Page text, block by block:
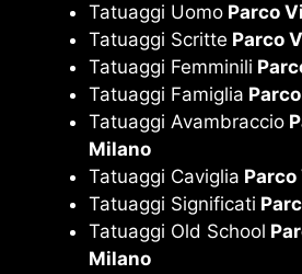
Tatuaggi Uomo Parco
Tatuaggi Scritte Parco
Tatuaggi Femminili
Tatuaggi Famiglia
Tatuaggi Avambraccio
Milano
Tatuaggi Caviglia
Tatuaggi Significati
Tatuaggi Old School
Milano